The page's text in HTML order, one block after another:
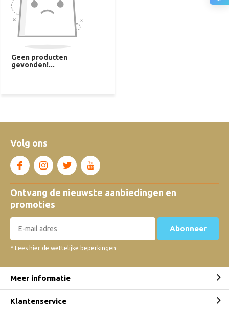
Geen producten
gevonden!...
Volg ons
Ontvang de nieuwste aanbiedingen en
promoties
Abonneer
* Lees hier de wettelijke beperkingen
Meer informatie
Klantenservice